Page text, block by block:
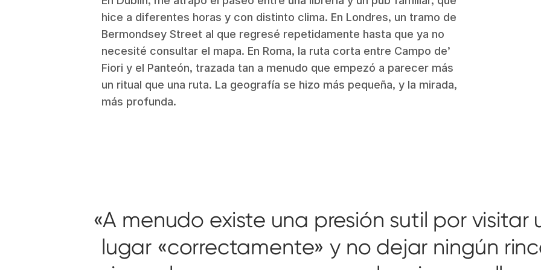
hice a diferentes horas y con distinto clima. En Londres, un tramo de
Bermondsey Street al que regresé repetidamente hasta que ya no
necesité consultar el mapa. En Roma, la ruta corta entre Campo de’
Fiori y el Panteón, trazada tan a menudo que empezó a parecer más
un ritual que una ruta. La geografía se hizo más pequeña, y la mirada,
más profunda.
A menudo existe una presión sutil por visitar
lugar «correctamente» y no dejar ningún